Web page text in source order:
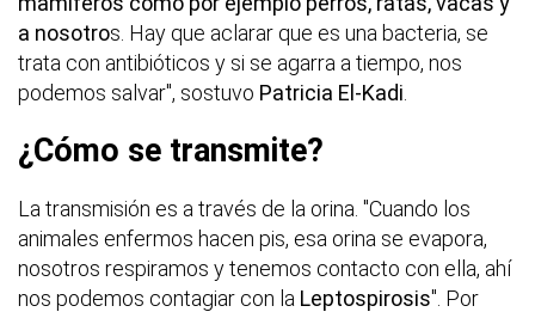
a nosotros. Hay que aclarar que es una bacteria, se
trata con antibióticos y si se agarra a tiempo, nos
podemos salvar", sostuvo Patricia El-Kadi
¿Cómo se transmite?
La transmisión es a través de la orina. "Cuando los
animales enfermos hacen pis, esa orina se evapora,
nosotros respiramos y tenemos contacto con ella, ahí
nos podemos contagiar con la Leptospirosis". Por